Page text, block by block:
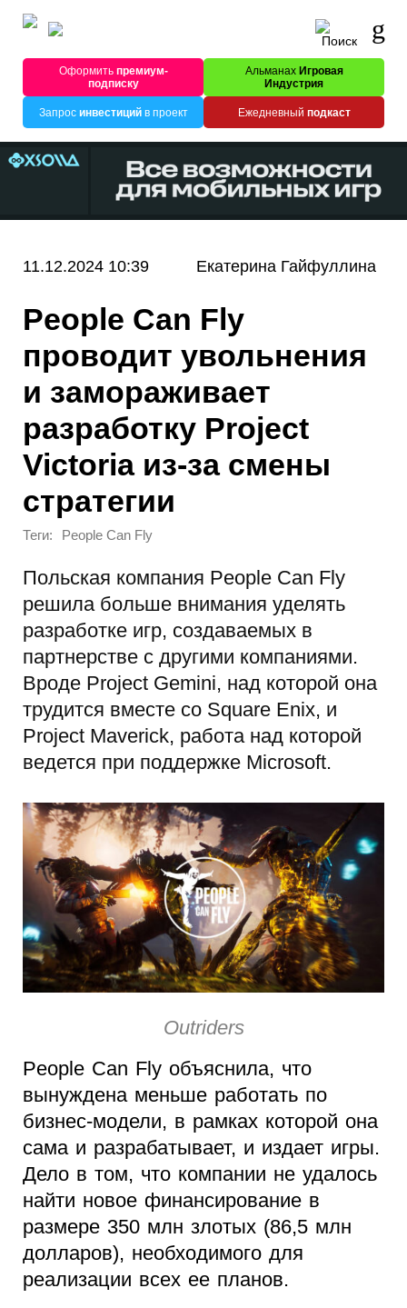
Оформитьпремиум-
подписку
Альманах Игровая
Индустрия
Запрос инвестицийв проект Ежедневный подкаст
11.12.2024 10:39 Екатерина Гайфуллина
People Can Fly
проводит увольнения
и замораживает
разработку Project
Victoria из-за смены
стратегии
Теги: People Can Fly
Польская компания People Can Fly
решила больше внимания уделять
разработке игр, создаваемых в
партнерстве с другими компаниями.
Вроде Project Gemini, над которой она
трудится вместе со Square Enix, и
Project Maverick, работа над которой
ведется при поддержке Microsoft.
Outriders
People Can Fly объяснила, что
вынуждена меньше работать по
бизнес-модели, в рамках которой она
сама и разрабатывает, и издает игры.
Дело в том, что компании не удалось
найти новое финансирование в
размере 350 млн злотых (86,5 млн
долларов), необходимого для
реализации всех ее планов.